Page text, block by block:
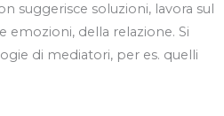
suggerisce soluzioni, lavora sul
emozioni, della relazione. Si
di mediatori, per es. quelli